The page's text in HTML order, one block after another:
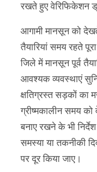
रखते हुए वेरिफिकेशन
आगामी मानसून को
तैयारियां समय रहते
जिले में मानसून पूर्व
आवश्यक व्यवस्थाएं
क्षतिग्रस्त सड़कों का
ग्रीष्मकालीन समय
बनाए रखने के भी
समस्या या तकनीकी
पर दूर किया जाए।